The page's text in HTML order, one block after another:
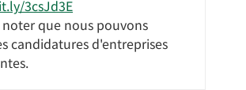
3csJd3E
que nous pouvons
candidatures d'entreprises